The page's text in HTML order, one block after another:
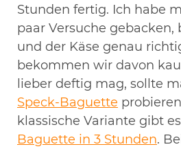
Stunden fertig. Ich habe
paar Versuche gebacken,
und der Käse genau
bekommen wir davon
lieber deftig mag, sollte
Speck-Baguette
klassische Variante gibt
Baguette in 3 Stunden.